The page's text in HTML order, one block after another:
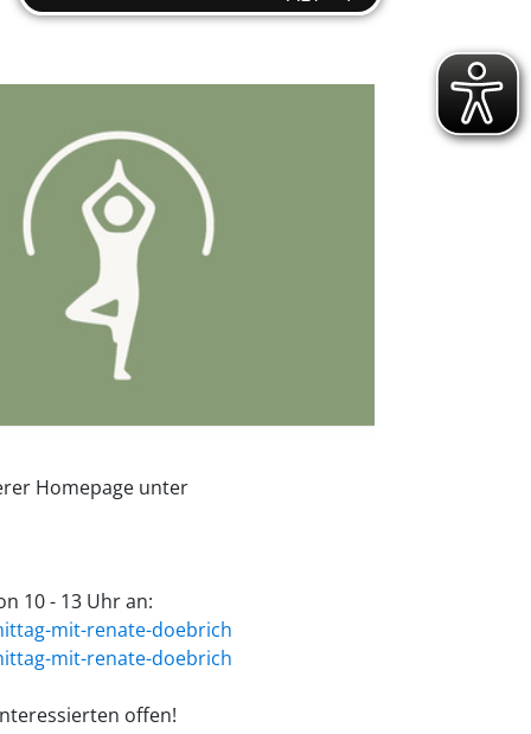
Homepage unter
10 - 13 Uhr an:
mit-renate-doebrich
mit-renate-doebrich
offen!